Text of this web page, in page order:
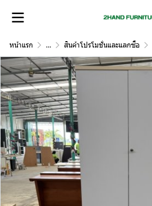
หน้าแรก ... สินค้าโปรโมชั่นและแลกซื้อ